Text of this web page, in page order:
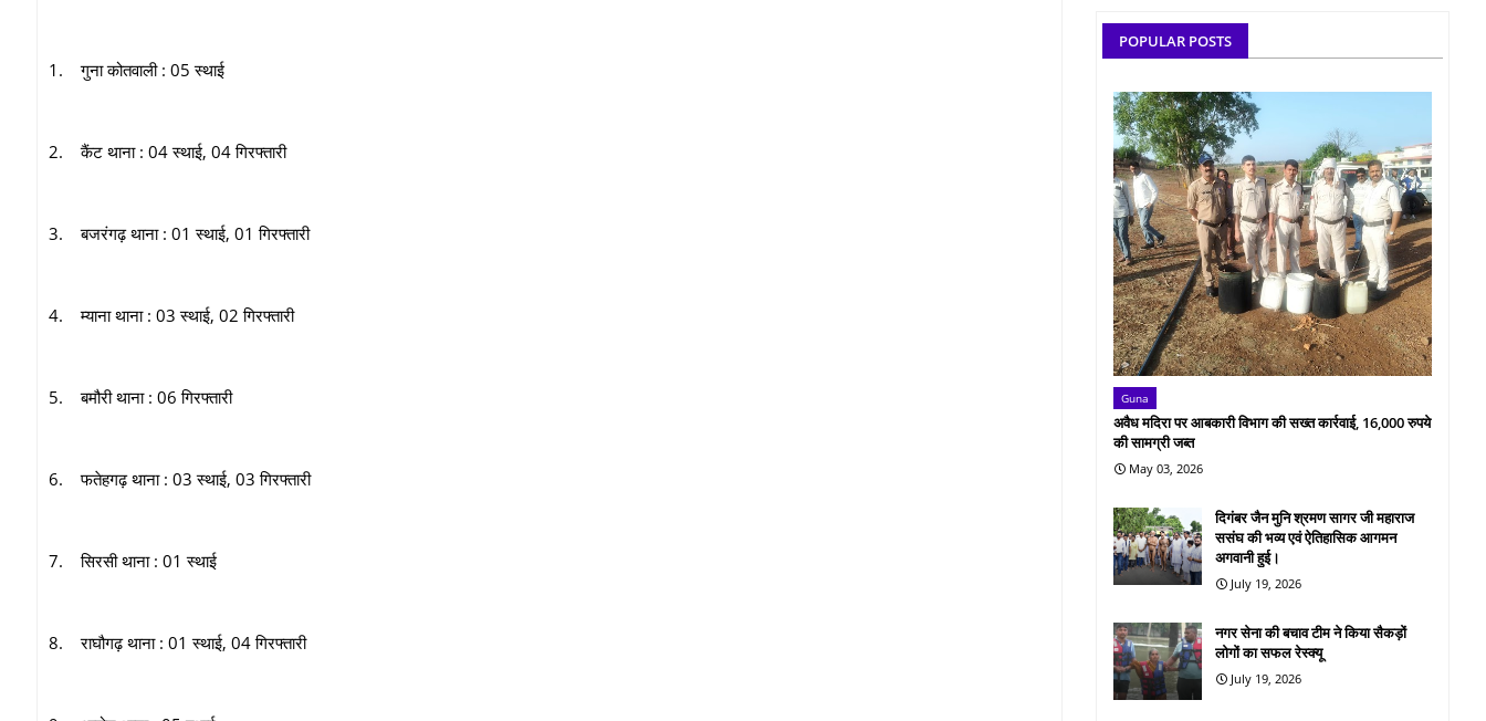
1. गुना कोतवाली : 05 स्थाई
2. कैंट थाना : 04 स्थाई, 04 गिरफ्तारी
3. बजरंगढ़ थाना : 01 स्थाई, 01 गिरफ्तारी
4. म्याना थाना : 03 स्थाई, 02 गिरफ्तारी
5. बमौरी थाना : 06 गिरफ्तारी
6. फतेहगढ़ थाना : 03 स्थाई, 03 गिरफ्तारी
7. सिरसी थाना : 01 स्थाई
8. राघौगढ़ थाना : 01 स्थाई, 04 गिरफ्तारी
POPULAR POSTS
Guna
अवैध मदिरा पर आबकारी विभाग की सख्त कार्रवाई, 16,000 रुपये
की सामग्री जब्त
May 03, 2026
दिगंबर जैन मुनि श्रमण सागर जी महाराज
ससंघ की भव्य एवं ऐतिहासिक आगमन
अगवानी हुई।
July 19, 2026
नगर सेना की बचाव टीम ने किया सैकड़ों
लोगों का सफल रेस्क्यू
July 19, 2026